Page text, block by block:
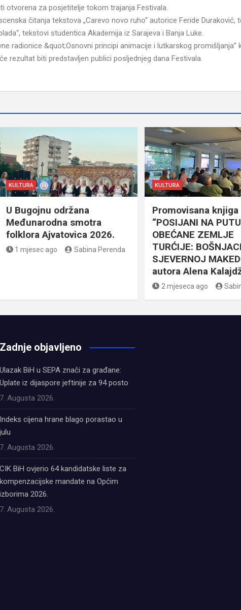
otvorena za posjetitelje tokom trajanja Festivala.
čitanja tekstova „Carevo novo ruho“ autorice Feride Duraković,
tekstovi studentica Akademija iz Sarajeva i Banja Luke.
radionice &quot;Osnovni principi animacije i lutkarskog promišljanja”
rezultat biti predstavljen publici posljednjeg dana Festivala.
KULTURA
U Bugojnu održana
Međunarodna smotra
folklora Ajvatovica 2026.
1 mjesec ago Sabina Perenda
KULTURA
Promovisana knjiga
“POSIJANI NA
OBEĆANE ZEMLJE
TURĆIJE:
SJEVERNOJ
autora Alena
2 mjeseca ago
Zadnje objavljeno
Ulazak BiH u SEPA znači za građane:
Uplate iz dijaspore jeftinije za 94 posto
7. Augusta 2026.
Indeks cijena hrane blago porastao u
julu
7. Augusta 2026.
CIK BiH ovjerio 64 kandidatske liste za
kompenzacijske mandate na Općim
izborima 2026.
7. Augusta 2026.